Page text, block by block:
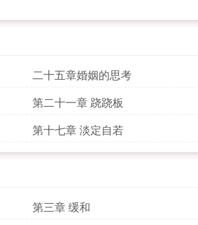
二十五章婚姻的思考
第二十一章 跷跷板
第十七章 淡定自若
第三章 缓和